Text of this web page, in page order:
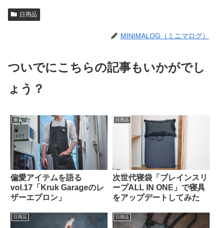
日用品
MINIMALOG（ミニマログ）
ついでにこちらの記事もいかがでし
ょう？
服
偏愛アイテムを語る
vol.17「Kruk Garageのレ
ザーエプロン」
日用品
次世代寝袋「ブレインスリ
ープALL IN ONE」で寝具
をアップデートしてみた
日用品 日用品